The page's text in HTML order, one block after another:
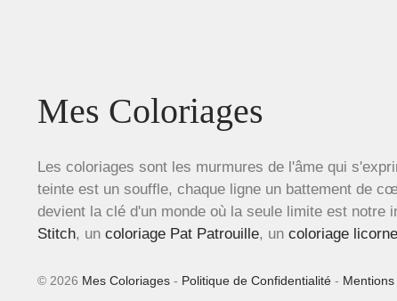
Mes Coloriages
Les coloriages sont les murmures de l'âme qui
teinte est un souffle, chaque ligne un battement de
devient la clé d'un monde où la seule limite est notre
Stitch, un coloriage Pat Patrouille, un coloriage licorne
© 2026 Mes Coloriages - Politique de Confidentialité -